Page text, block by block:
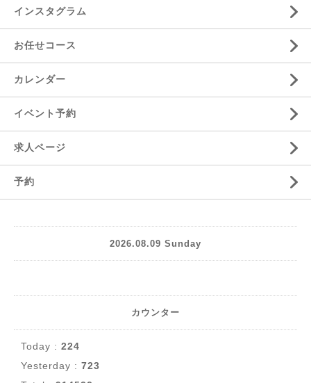
インスタグラム
お任せコース
カレンダー
イベント予約
求人ページ
予約
2026.08.09 Sunday
カウンター
Today : 224
Yesterday : 723